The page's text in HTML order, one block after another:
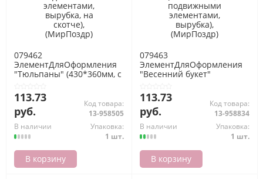
079462
ЭлементДляОформления
"Тюльпаны" (430*360мм, с
вырубка, на скотче),
(МирПоздр)
113.73
руб.
Код товара:
13-958505
В наличии
Упаковка:
1 шт.
В корзину
079463
ЭлементДляОформления
"Весенний букет"
подвижными элементами,
вырубка), (МирПоздр)
113.73
руб.
Код товара:
13-958834
В наличии
Упаковка:
1 шт.
В корзину